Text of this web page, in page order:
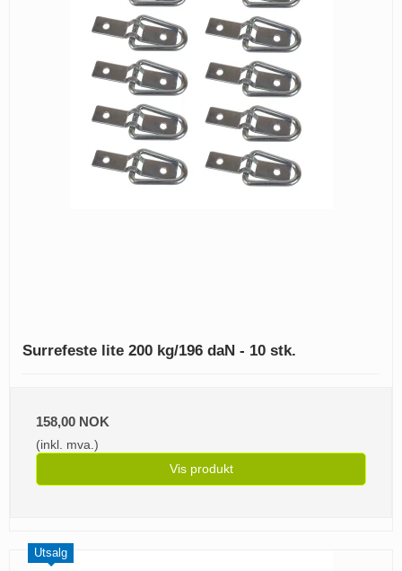
Surrefeste lite 200 kg/196 daN - 10 stk.
158,00 NOK
(inkl. mva.)
Vis produkt
Utsalg